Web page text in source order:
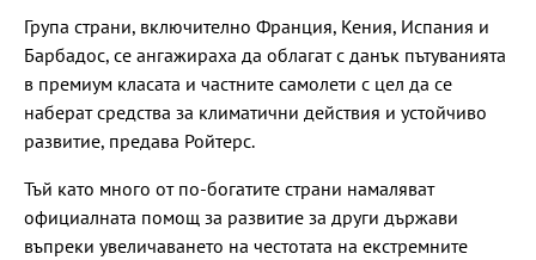
Група страни, включително Франция, Кения, Испания и
Барбадос, се ангажираха да облагат с данък пътуванията
в премиум класата и частните самолети с цел да се
наберат средства за климатични действия и устойчиво
развитие, предава Ройтерс.
Тъй като много от по-богатите страни намаляват
официалната помощ за развитие за други държави
въпреки увеличаването на честотата на екстремните